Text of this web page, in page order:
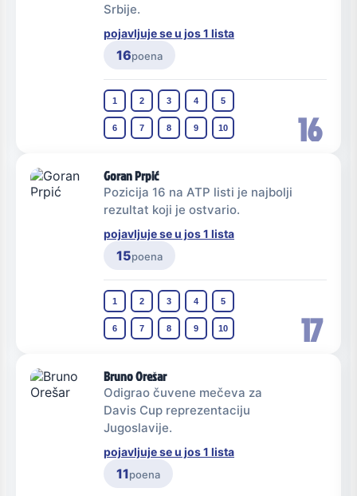
16
Srbije.
pojavljuje se u jos 1 lista
16poena
1 2 3 4 5
6 7 8 9 10
17
Goran Prpić
Pozicija 16 na ATP listi je najbolji
rezultat koji je ostvario.
pojavljuje se u jos 1 lista
15poena
1 2 3 4 5
6 7 8 9 10
Bruno Orešar
Odigrao čuvene mečeva za
Davis Cup reprezentaciju
Jugoslavije.
pojavljuje se u jos 1 lista
11poena